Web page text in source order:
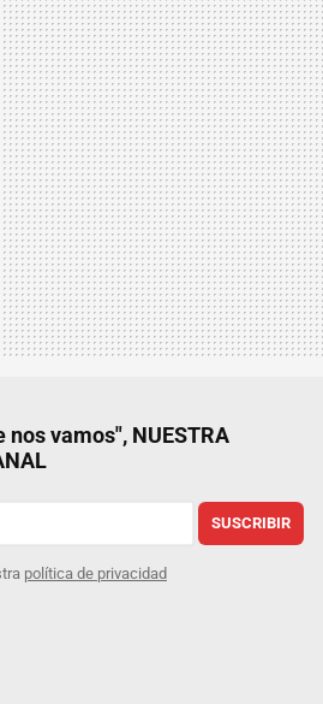
nos vamos", NUESTRA
SUSCRIBIR
política de privacidad